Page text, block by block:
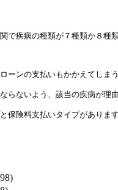
で疾病の種類が７種類か８種
ーンの支払いもかかえてしま
らないよう、該当の疾病が
保険料支払いタイプがありま